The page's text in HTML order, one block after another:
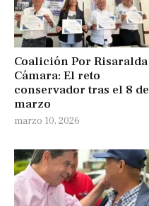
Coalición Por Risaralda
Cámara: El reto
conservador tras el 8 de
marzo
marzo 10, 2026